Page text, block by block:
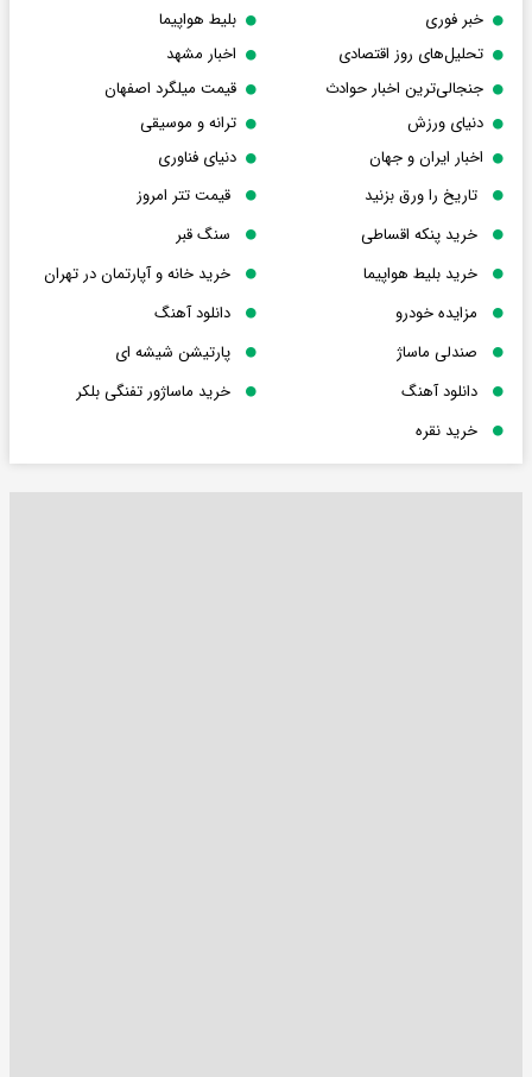
خبر فوری
بلیط هواپیما
تحلیل‌های روز اقتصادی
اخبار مشهد
جنجالی‌ترین اخبار حوادث
قیمت میلگرد اصفهان
دنیای ورزش
ترانه و موسیقی
اخبار ایران و جهان
دنیای فناوری
تاریخ را ورق بزنید
قیمت تتر امروز
خرید پنکه اقساطی
سنگ قبر
خرید بلیط هواپیما
خرید خانه و آپارتمان در تهران
مزایده خودرو
دانلود آهنگ
صندلی ماساژ
پارتیشن شیشه ای
دانلود آهنگ
خرید ماساژور تفنگی بلکر
خرید نقره